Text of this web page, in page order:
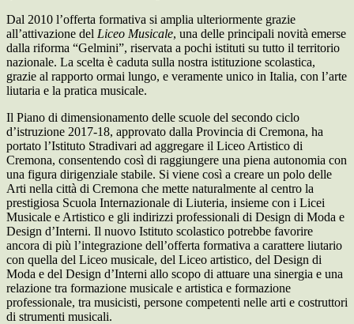
Dal 2010 l’offerta formativa si amplia ulteriormente grazie
all’attivazione del Liceo Musicale, una delle principali novità emerse
dalla riforma “Gelmini”, riservata a pochi istituti su tutto il territorio
nazionale. La scelta è caduta sulla nostra istituzione scolastica,
grazie al rapporto ormai lungo, e veramente unico in Italia, con l’arte
liutaria e la pratica musicale.
Il Piano di dimensionamento delle scuole del secondo ciclo
d’istruzione 2017-18, approvato dalla Provincia di Cremona, ha
portato l’Istituto Stradivari ad aggregare il Liceo Artistico di
Cremona, consentendo così di raggiungere una piena autonomia con
una figura dirigenziale stabile. Si viene così a creare un polo delle
Arti nella città di Cremona che mette naturalmente al centro la
prestigiosa Scuola Internazionale di Liuteria, insieme con i Licei
Musicale e Artistico e gli indirizzi professionali di Design di Moda e
Design d’Interni. Il nuovo Istituto scolastico potrebbe favorire
ancora di più l’integrazione dell’offerta formativa a carattere liutario
con quella del Liceo musicale, del Liceo artistico, del Design di
Moda e del Design d’Interni allo scopo di attuare una sinergia e una
relazione tra formazione musicale e artistica e formazione
professionale, tra musicisti, persone competenti nelle arti e costruttori
di strumenti musicali.